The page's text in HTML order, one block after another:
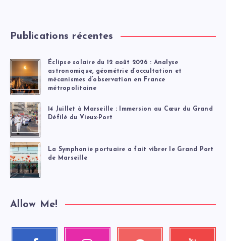
Publications récentes
Éclipse solaire du 12 août 2026 : Analyse
astronomique, géométrie d’occultation et
mécanismes d’observation en France
métropolitaine
14 Juillet à Marseille : Immersion au Cœur du Grand
Défilé du Vieux-Port
La Symphonie portuaire a fait vibrer le Grand Port
de Marseille
Allow Me!
Facebook Instagram Pinterest Youtube